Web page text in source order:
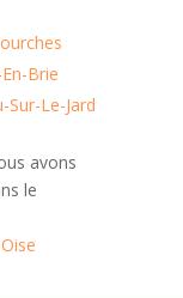
Brie
Le-Jard
avons
le